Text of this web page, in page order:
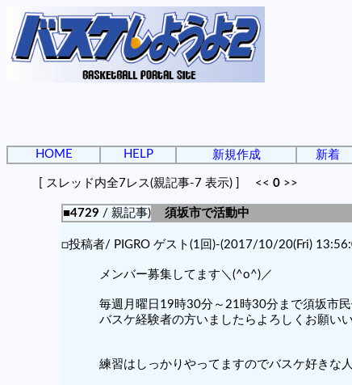
HOME HELP 新規作成 新着
[ スレッド内全7レス(親記事-7 表示) ] << 0 >>
■4729 / 親記事)
須坂市で活動中
□投稿者/ PIGRO ゲスト(1回)-(2017/10/20(Fri)
メンバー募集してます＼(^o^)／
毎週月曜日19時30分～21時30分まで須坂市民
バスケ経験者の方いましたらよろしくお願い
練習はしっかりやってますのでバスケ好き